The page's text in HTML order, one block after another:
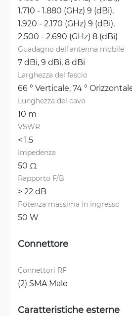
1.710 - 1.880 (GHz) 9 (dBi),
1.920 - 2.170 (GHz) 9 (dBi),
2.500 - 2.690 (GHz) 8 (dBi)
Guadagno dell'antenna mobile
7 dBi, 9 dBi, 8 dBi
Larghezza del fascio
66 ° Verticale, 74 °
Lunghezza del cavo
10 m
VSWR
< 1.5
Impedenza
50 Ω
Rapporto F/B
> 22 dB
Potenza massima in ingresso
50 W
Connettore
Connettori RF
(2) SMA Male
Caratteristiche esterne